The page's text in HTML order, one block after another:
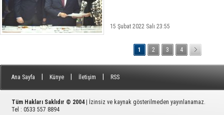
15 Şubat 2022 Salı 23:55
1 2 3 4
Ana Sayfa Künye İletişim RSS
Tüm Hakları Saklıdır © 2004
| İzinsiz ve kaynak gösterilmeden yayınlanamaz.
Tel : 0533 557 8894